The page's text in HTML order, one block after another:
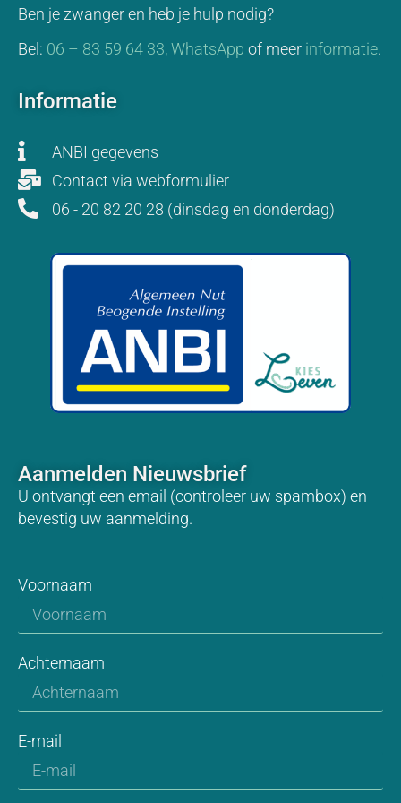
Ben je zwanger en heb je hulp nodig?
Bel: 06 – 83 59 64 33,WhatsApp of meer informatie.
Informatie
ANBI gegevens
Contact via webformulier
06 - 20 82 20 28 (dinsdag en donderdag)
Aanmelden Nieuwsbrief
U ontvangt een email (controleer uw spambox) en
bevestig uw aanmelding.
Voornaam
Achternaam
E-mail